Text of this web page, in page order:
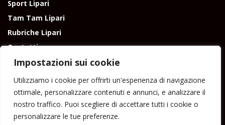
Impostazioni sui cookie
Utilizziamo i cookie per offrirti un'esperienza di navigazione
ottimale, personalizzare contenuti e annunci, e analizzare il
nostro traffico. Puoi scegliere di accettare tutti i cookie o
personalizzare le tue preferenze.
Sport Lipari
Tam Tam Lipari
Rubriche Lipari
Contatti
Direttore responsabile: Peppe Paino - Eolmedia, via Zinzolo, 20 - 980555 -
Lipari (Me) - Tel. 3924544698 e-mail: giornaledilipari@gmail.com -